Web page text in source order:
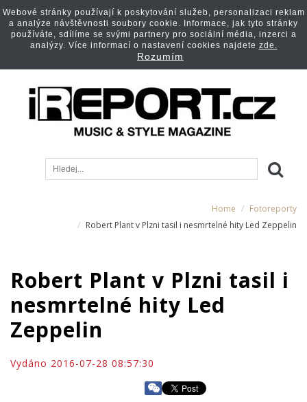
Home
Fotoreporty
Robert Plant v Plzni tasil i nesmrtelné hity Led Zeppelin
Robert Plant v Plzni tasil i
nesmrtelné hity Led
Zeppelin
Vydáno 2016-07-28 08:57:30
Webové stránky používají k poskytování služeb, personalizaci reklam
a analýze návštěvnosti soubory cookie. Informace, jak tyto stránky
používáte, sdílíme se svými partnery pro sociální média, inzerci a
analýzy. Více informací o nastavení cookies najdete zde.
Rozumím